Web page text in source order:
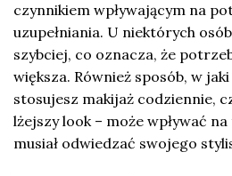
czynnikiem wpływającym na
uzupełniania. U niektórych
szybciej, co oznacza, że
większa. Również sposób, w
stosujesz makijaż codziennie,
lżejszy look – może wpływać
musiał odwiedzać swojego